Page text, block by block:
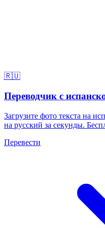
🇷🇺
Переводчик с
Загрузите фото текста на
на русский за секунды.
Перевести